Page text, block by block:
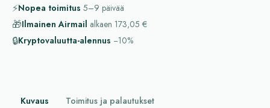
⚡Nopea toimitus 5–9 päivää
🎁Ilmainen Airmail alkaen 173,05 €
🔒Kryptovaluutta-alennus −10%
Kuvaus Toimitus ja palautukset